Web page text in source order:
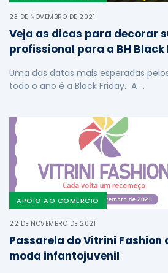
23 DE NOVEMBRO DE 2021
Veja as dicas para decorar
profissional para a BH Black
Uma das datas mais esperadas
todo o ano é a Black Friday. A …
APOIO AO COMÉRCIO
22 DE NOVEMBRO DE 2021
Passarela do Vitrini Fashion
moda infantojuvenil